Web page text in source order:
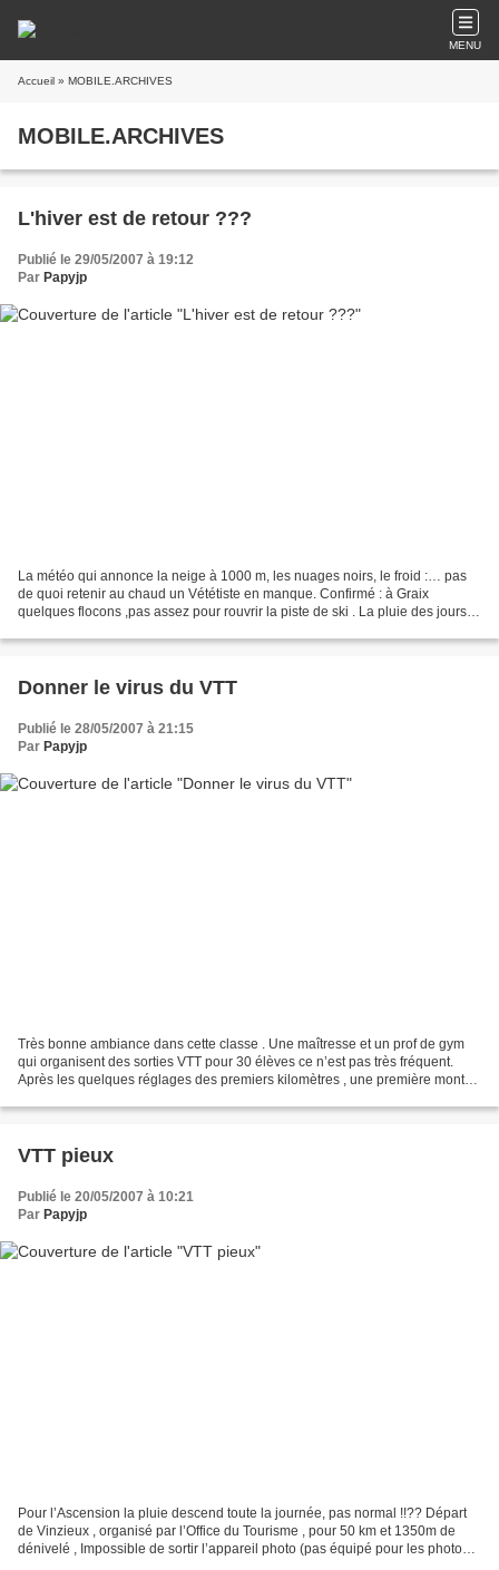
MENU
Accueil » MOBILE.ARCHIVES
MOBILE.ARCHIVES
L'hiver est de retour ???
Publié le 29/05/2007 à 19:12
Par Papyjp
La météo qui annonce la neige à 1000 m, les nuages noirs, le froid :… pas
de quoi retenir au chaud un Vététiste en manque. Confirmé : à Graix
quelques flocons ,pas assez pour rouvrir la piste de ski . La pluie des jours
Donner le virus du VTT
Publié le 28/05/2007 à 21:15
Par Papyjp
Très bonne ambiance dans cette classe . Une maîtresse et un prof de gym
qui organisent des sorties VTT pour 30 élèves ce n’est pas très fréquent.
Après les quelques réglages des premiers kilomètres , une première montée
VTT pieux
Publié le 20/05/2007 à 10:21
Par Papyjp
Pour l’Ascension la pluie descend toute la journée, pas normal !!?? Départ
de Vinzieux , organisé par l’Office du Tourisme , pour 50 km et 1350m de
dénivelé , Impossible de sortir l’appareil photo (pas équipé pour les photos